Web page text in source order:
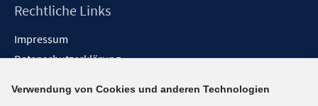
Rechtliche Links
Impressum
Datenschutzerklärung
Barrieren melden
Verwendung von Cookies und anderen Technologien